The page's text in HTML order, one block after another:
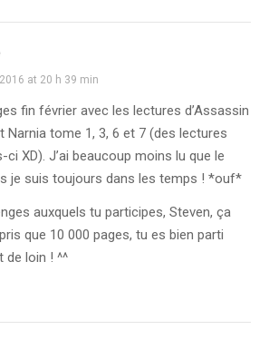
at 20 h 39 min
fin février avec les lectures d’Assassin
Narnia tome 1, 3, 6 et 7 (des lectures
XD). J’ai beaucoup moins lu que le
je suis toujours dans les temps ! *ouf*
auxquels tu participes, Steven, ça
que 10 000 pages, tu es bien parti
de loin ! ^^